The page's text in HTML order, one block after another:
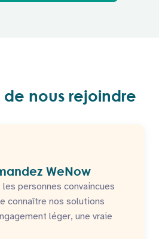
nous rejoindre
WeNow
personnes convaincues
connaître nos solutions
léger, une vraie